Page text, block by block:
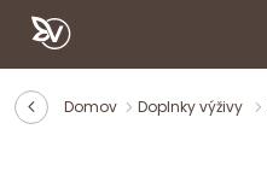
Domov Doplnky výživy